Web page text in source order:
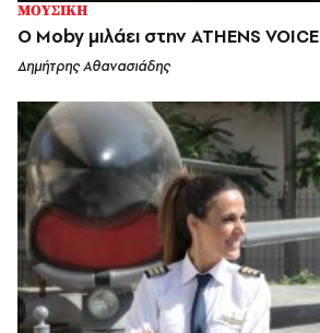
ΜΟΥΣΙΚΗ
Ο Moby μιλάει στην ATHENS VOICE
Δημήτρης Αθανασιάδης